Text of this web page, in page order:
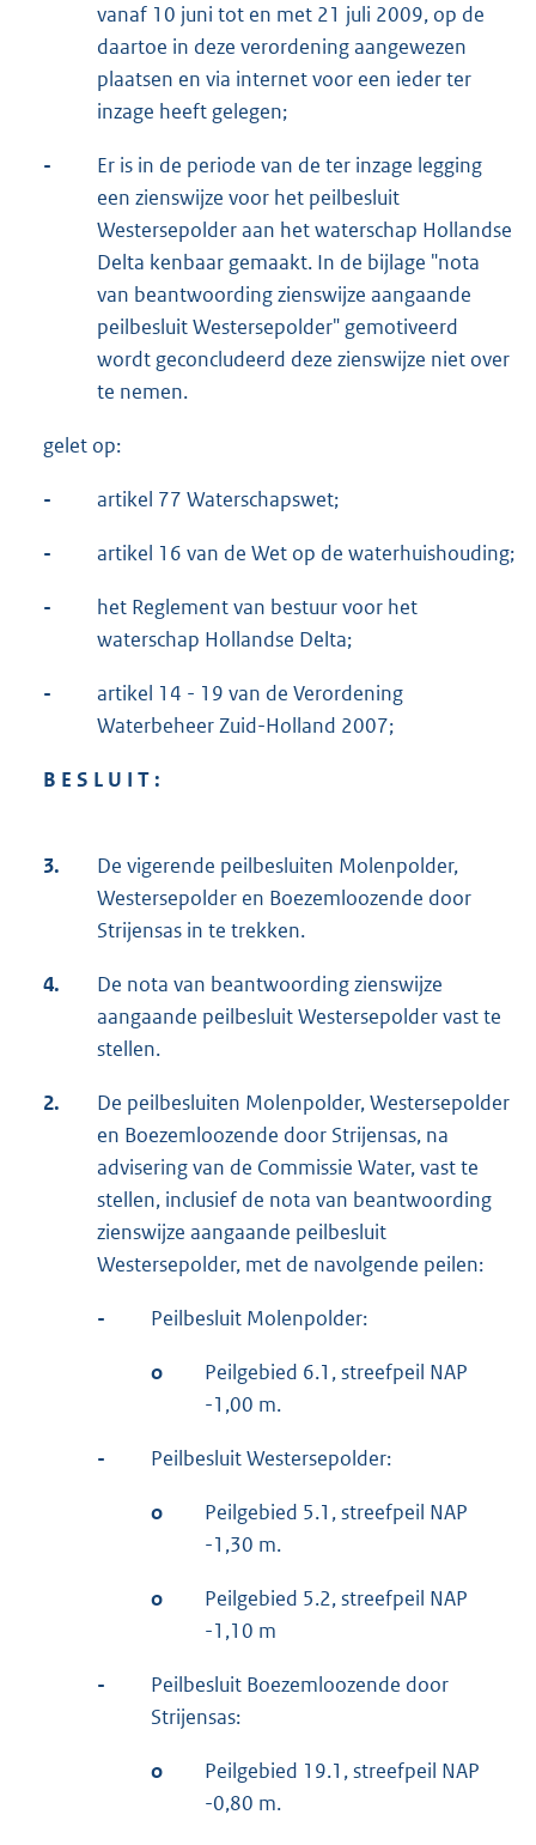
vanaf 10 juni tot en met 21 juli 2009, op de
daartoe in deze verordening aangewezen
plaatsen en via internet voor een ieder ter
inzage heeft gelegen;
-
Er is in de periode van de ter inzage legging
een zienswijze voor het peilbesluit
Westersepolder aan het waterschap Hollandse
Delta kenbaar gemaakt. In de bijlage "nota
van beantwoording zienswijze aangaande
peilbesluit Westersepolder" gemotiveerd
wordt geconcludeerd deze zienswijze niet over
te nemen.
gelet op:
- artikel 77 Waterschapswet;
- artikel 16 van de Wet op de waterhuishouding;
-
het Reglement van bestuur voor het
waterschap Hollandse Delta;
-
artikel 14 - 19 van de Verordening
Waterbeheer Zuid-Holland 2007;
B E S L U I T :
3.
De vigerende peilbesluiten Molenpolder,
Westersepolder en Boezemloozende door
Strijensas in te trekken.
4.
De nota van beantwoording zienswijze
aangaande peilbesluit Westersepolder vast te
stellen.
2.
De peilbesluiten Molenpolder, Westersepolder
en Boezemloozende door Strijensas, na
advisering van de Commissie Water, vast te
stellen, inclusief de nota van beantwoording
zienswijze aangaande peilbesluit
Westersepolder, met de navolgende peilen:
- Peilbesluit Molenpolder:
o
Peilgebied 6.1, streefpeil NAP
-1,00 m.
- Peilbesluit Westersepolder:
o
Peilgebied 5.1, streefpeil NAP
-1,30 m.
o
Peilgebied 5.2, streefpeil NAP
-1,10 m
-
Peilbesluit Boezemloozende door
Strijensas:
o
Peilgebied 19.1, streefpeil NAP
-0,80 m.